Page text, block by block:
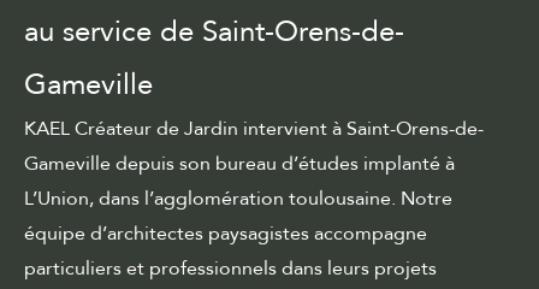
au service de Saint-Orens-de-
Gameville
KAEL Créateur de Jardin intervient à Saint-Orens-de-
Gameville depuis son bureau d’études implanté à
L’Union, dans l’agglomération toulousaine. Notre
équipe d’architectes paysagistes accompagne
particuliers et professionnels dans leurs projets